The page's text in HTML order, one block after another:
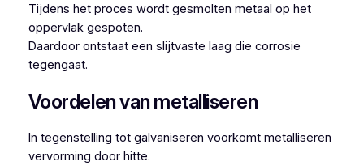
Tijdens het proces wordt gesmolten metaal op het
oppervlak gespoten.
Daardoor ontstaat een slijtvaste laag die corrosie
tegengaat.
Voordelen van metalliseren
In tegenstelling tot galvaniseren voorkomt metalliseren
vervorming door hitte.